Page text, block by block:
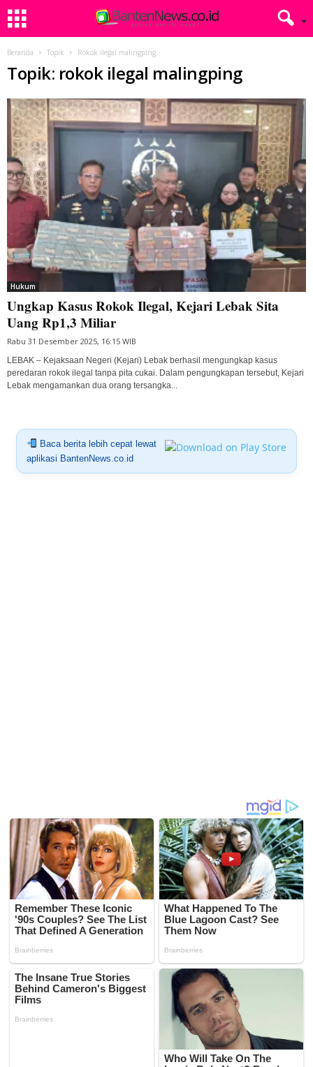
Beranda Topik Rokok ilegal malingping
Topik: rokok ilegal malingping
Hukum
Ungkap Kasus Rokok Ilegal, Kejari Lebak Sita
Uang Rp1,3 Miliar
Rabu 31 Desember 2025, 16:15 WIB
LEBAK – Kejaksaan Negeri (Kejari) Lebak berhasil mengungkap kasus
peredaran rokok ilegal tanpa pita cukai. Dalam pengungkapan tersebut, Kejari
Lebak mengamankan dua orang tersangka...
Baca berita lebih cepat lewat
aplikasi BantenNews.co.id